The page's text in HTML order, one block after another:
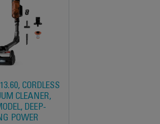
CORDLESS
CLEANER,
DEEP-
POWER